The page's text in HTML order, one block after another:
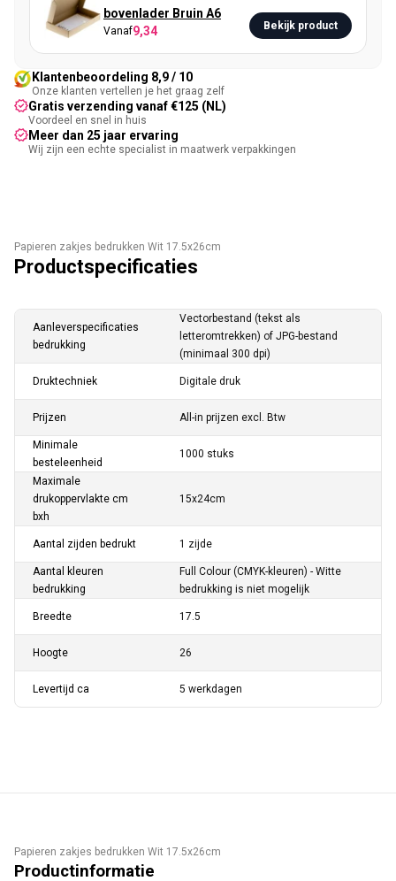
bovenlader Bruin A6
Vanaf9,34 Bekijk product
Klantenbeoordeling 8,9 / 10
Onze klanten vertellen je het graag zelf
Gratis verzending vanaf €125 (NL)
Voordeel en snel in huis
Meer dan 25 jaar ervaring
Wij zijn een echte specialist in maatwerk verpakkingen
Papieren zakjes bedrukken Wit 17.5x26cm
Productspecificaties
Aanleverspecificaties
bedrukking
Vectorbestand (tekst als
letteromtrekken) of JPG-bestand
(minimaal 300 dpi)
Druktechniek Digitale druk
Prijzen All-in prijzen excl. Btw
Minimale
besteleenheid
1000 stuks
Maximale
drukoppervlakte cm
bxh
15x24cm
Aantal zijden bedrukt 1 zijde
Aantal kleuren
bedrukking
Full Colour (CMYK-kleuren) - Witte
bedrukking is niet mogelijk
Breedte 17.5
Hoogte 26
Levertijd ca 5 werkdagen
Papieren zakjes bedrukken Wit 17.5x26cm
Productinformatie